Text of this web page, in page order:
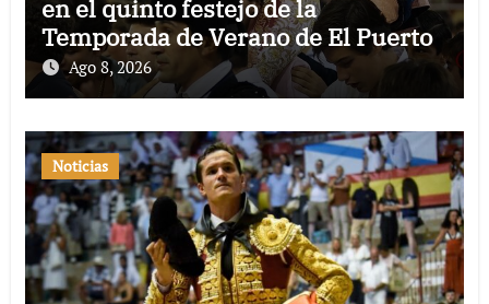
en el quinto festejo de la
Temporada de Verano de El Puerto
Ago 8, 2026
Noticias